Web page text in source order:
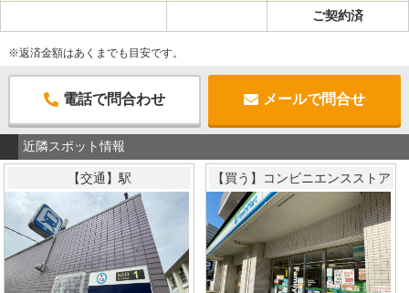
ご契約済
※返済金額はあくまでも目安です。
電話で問合わせ メールで問合せ
近隣スポット情報
【交通】駅 【買う】コンビニエンスストア